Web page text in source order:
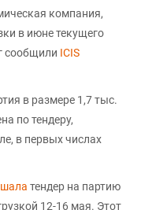
компания,
в июне текущего
сообщили ICIS
в размере 1,7 тыс.
по тендеру,
в первых числах
тендер на партию
12-16 мая. Этот